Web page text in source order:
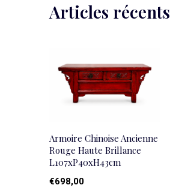
Articles récents
Armoire Chinoise Ancienne
Rouge Haute Brillance
L107xP40xH43cm
€698,00